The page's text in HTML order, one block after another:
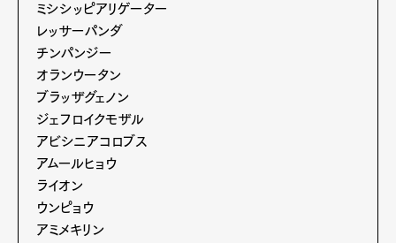
Art&Design
ミシシッピアリゲーター
レッサーパンダ
チンパンジー
オランウータン
ブラッザグェノン
ジェフロイクモザル
アビシニアコロブス
アムールヒョウ
ライオン
ウンピョウ
アミメキリン